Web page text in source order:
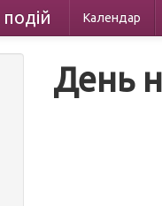
подій Календар
День